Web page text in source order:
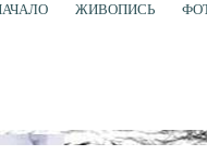
ЖИВОПИСЬ